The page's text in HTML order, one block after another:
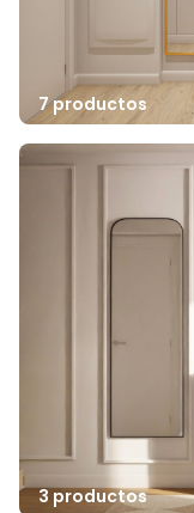
7 productos
3 productos